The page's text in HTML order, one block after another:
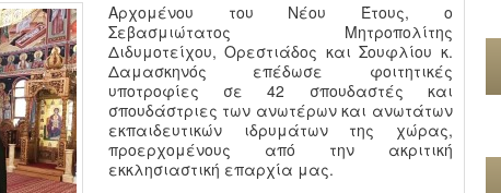
Αρχομένου του Νέου Έτους, ο
Σεβασμιώτατος Μητροπολίτης
Διδυμοτείχου, Ορεστιάδος και Σουφλίου κ.
Δαμασκηνός επέδωσε φοιτητικές
υποτροφίες σε 42 σπουδαστές και
σπουδάστριες των ανωτέρων και ανωτάτων
εκπαιδευτικών ιδρυμάτων της χώρας,
προερχομένους από την ακριτική
εκκλησιαστική επαρχία μας.